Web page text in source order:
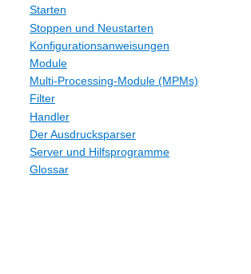
Starten
Stoppen und Neustarten
Konfigurationsanweisungen
Module
Multi-Processing-Module (MPMs)
Filter
Handler
Der Ausdrucksparser
Server und Hilfsprogramme
Glossar